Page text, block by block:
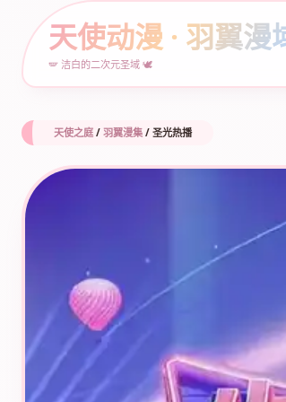
天使动漫 · 羽翼漫
🪽 洁白的二次元圣域 🕊️
天使之庭 / 羽翼漫集 / 圣光热播